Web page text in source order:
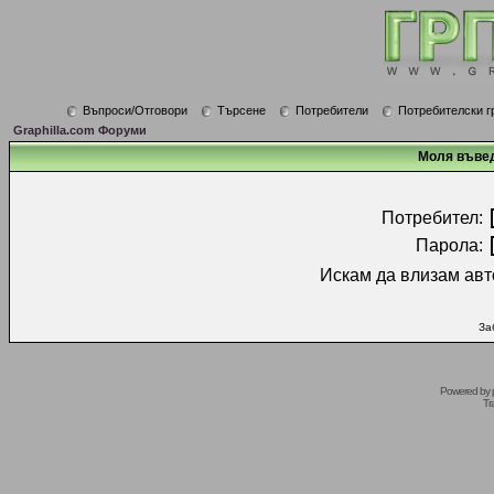
Въпроси/Отговори Търсене Потребители
Потребителски
Graphilla.com Форуми
Моля
Потребител:
Парола:
Искам да влизам
Powered by